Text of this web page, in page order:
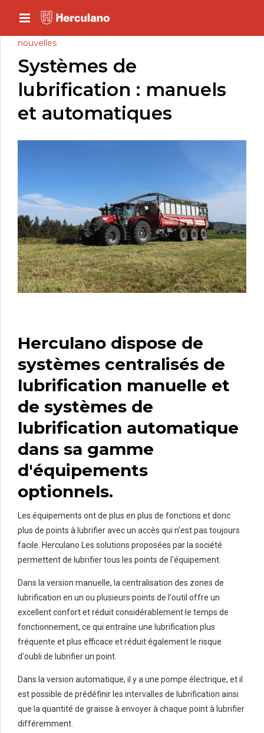
nouvelles
Systèmes de
lubrification : manuels
et automatiques
Herculano dispose de
systèmes centralisés de
lubrification manuelle et
de systèmes de
lubrification automatique
dans sa gamme
d'équipements
optionnels.
Les équipements ont de plus en plus de fonctions et donc
plus de points à lubrifier avec un accès qui n'est pas toujours
facile. Herculano Les solutions proposées par la société
permettent de lubrifier tous les points de l'équipement.
Dans la version manuelle, la centralisation des zones de
lubrification en un ou plusieurs points de l'outil offre un
excellent confort et réduit considérablement le temps de
fonctionnement, ce qui entraîne une lubrification plus
fréquente et plus efficace et réduit également le risque
d'oubli de lubrifier un point.
Dans la version automatique, il y a une pompe électrique, et il
est possible de prédéfinir les intervalles de lubrification ainsi
que la quantité de graisse à envoyer à chaque point à lubrifier
différemment.